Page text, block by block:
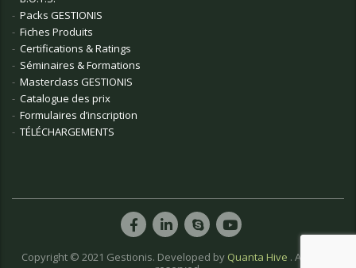
Packs GESTIONIS
Fiches Produits
Certifications & Ratings
Séminaires & Formations
Masterclass GESTIONIS
Catalogue des prix
Formulaires d’inscription
TÉLÉCHARGEMENTS
Copyright © 2021 Gestionis. Developed by Quanta Hive . All rights